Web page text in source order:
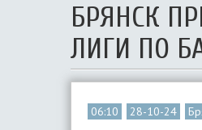
БРЯНСК
ЛИГИ ПО
06:10 28-10-24